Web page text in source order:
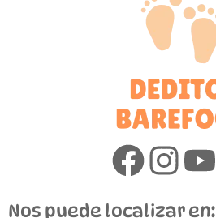
Nos puede localizar en: